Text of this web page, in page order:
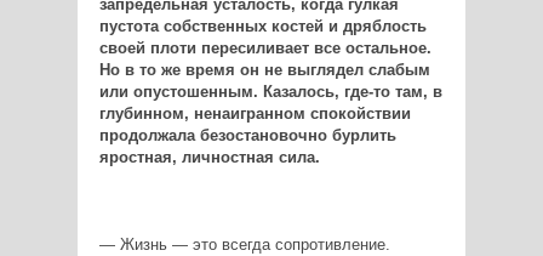
запредельная усталость, когда гулкая
пустота собственных костей и дряблость
своей плоти пересиливает все остальное.
Но в то же время он не выглядел слабым
или опустошенным. Казалось, где-то там, в
глубинном, ненаигранном спокойствии
продолжала безостановочно бурлить
яростная, личностная сила.
— Жизнь — это всегда сопротивление.